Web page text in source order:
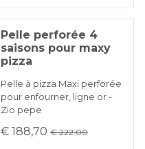
Pelle perforée 4
saisons pour maxy
pizza
Pelle à pizza Maxi perforée
pour enfourner, ligne or -
Zio pepe
€ 188,70 € 222.00